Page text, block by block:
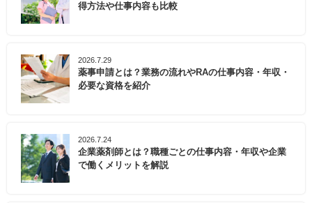
得方法や仕事内容も比較
2026.7.29
薬事申請とは？業務の流れやRAの仕事内容・年収・
必要な資格を紹介
2026.7.24
企業薬剤師とは？職種ごとの仕事内容・年収や企業
で働くメリットを解説